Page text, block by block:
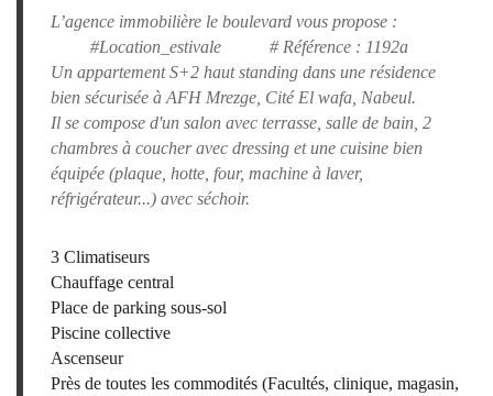
L’agence immobilière le boulevard vous propose :
#Location_estivale # Référence : 1192a
Un appartement S+2 haut standing dans une résidence
bien sécurisée à AFH Mrezge, Cité El wafa, Nabeul.
Il se compose d'un salon avec terrasse, salle de bain, 2
chambres à coucher avec dressing et une cuisine bien
équipée (plaque, hotte, four, machine à laver,
réfrigérateur...) avec séchoir.
3 Climatiseurs
Chauffage central
Place de parking sous-sol
Piscine collective
Ascenseur
Près de toutes les commodités (Facultés, clinique, magasin,